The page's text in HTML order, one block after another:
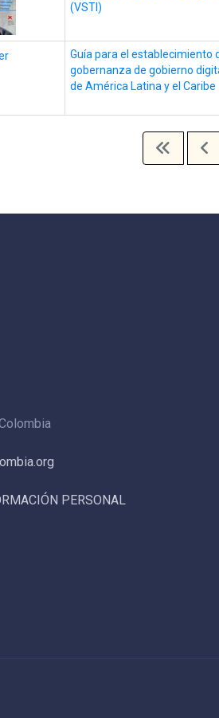
(VSTI)
Guía para el establecimiento
gobernanza de gobierno
de América Latina y el Caribe
PERSONAL